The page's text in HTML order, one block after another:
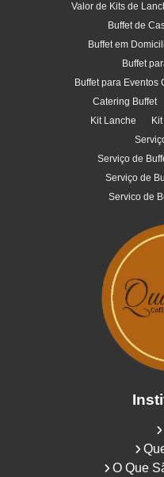
Valor de Kits de
Buffet de
Buffet em
Buffet
Buffet para Eventos
Catering Buffet
Kit Lanche
Serviço de
Serviço de
Servico de
O Que